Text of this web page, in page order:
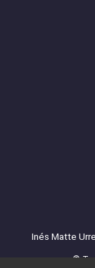
Inés Matte
©